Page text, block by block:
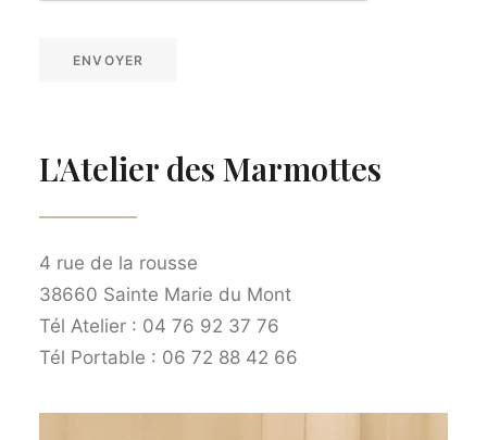
ENVOYER
L'Atelier des Marmottes
4 rue de la rousse
38660 Sainte Marie du Mont
Tél Atelier : 04 76 92 37 76
Tél Portable : 06 72 88 42 66